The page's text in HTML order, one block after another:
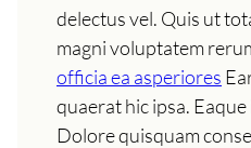
delectus vel. Quis ut
magni voluptatem
officia ea asperiores
quaerat hic ipsa.
Dolore quisquam